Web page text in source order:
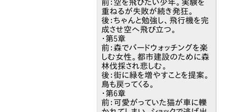
前：空を飛びたい少年。実験を
重ねるが失敗が続き発狂。
後：ちゃんと勉強し、飛行機を完
成させ空へ飛び立つ。
・第5章
前：森でバードウォッチングを楽
しむ女性。都市建設のために森
林伐採され悲しむ。
後：街に緑を増やすことを提案。
鳥も戻ってくる。
・第6章
前：可愛がっていた猫が車に轢